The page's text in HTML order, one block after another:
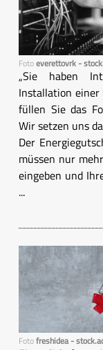
Fotoeverettovrk -
„Sie haben
Installation einer
füllen Sie das
Wir setzen uns
Der
müssen nur
eingeben und
...
Fotofreshidea -